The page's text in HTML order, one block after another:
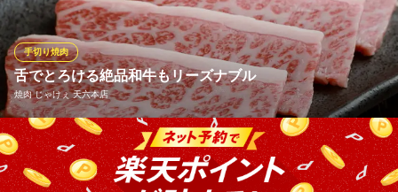
出のやみつき間違いなしのおいしさです♪当店のホルモンは冷凍は
していません。なので、日によっては売り切れる部位もございま
す！お早目にお越しください♪
ホルモン肉問屋 小川商店 天5店
美味しいお肉といえば
ＪＲ大阪環状線天満駅 徒歩4分
大阪府大阪市北区池田町7-11
舌でとろける絶品和牛もリーズナブル
焼肉 じゃけぇ 天六本店
手切り焼肉
極上ランクの和牛もリーズナブルにご用意しております！ 独自ル
ートの仕入れより、その時の最もいいものを最も安くご提供いた
します。